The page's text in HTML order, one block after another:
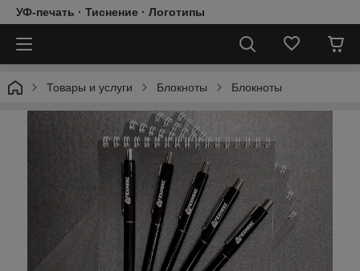
УФ-печать · Тиснение · Логотипы
Товары и услуги Блокноты Блокноты